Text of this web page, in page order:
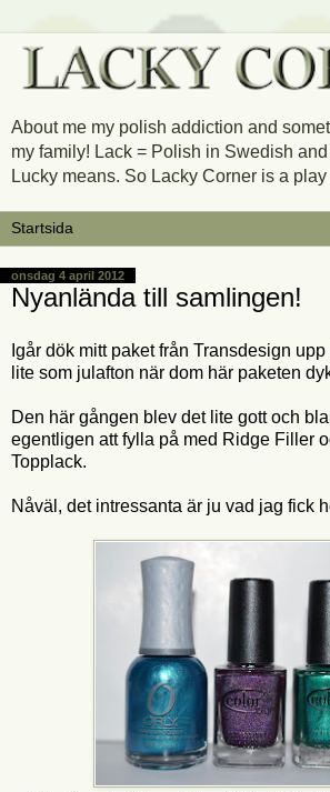
About me my polish addiction and
my family! Lack = Polish in Swedish
Lucky means. So Lacky Corner is a
onsdag 4 april 2012
Nyanlända till samlingen!
Igår dök mitt paket från Transdesign
lite som julafton när dom här paketen
Den här gången blev det lite gott och
egentligen att fylla på med Ridge Filler
Topplack.
Nåväl, det intressanta är ju vad jag fick